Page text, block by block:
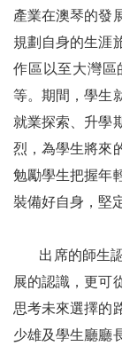
產業在澳琴的發
規劃自身的生涯
作區以至大灣
等。期間，學生
就業探索、升學
烈，為學生將來
勉勵學生把握年
裝備好自身，堅
出席的師生認
展的認識，更可
思考未來選擇的
少雄及學生廳廳